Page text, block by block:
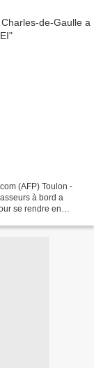
(AFP) Toulon -
à bord a
se rendre en